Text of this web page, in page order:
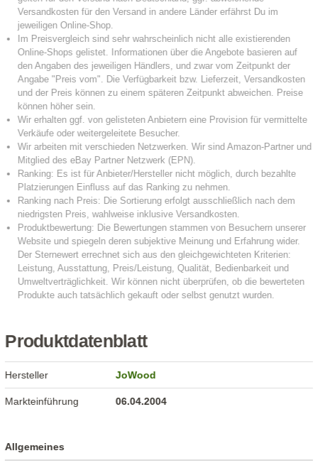
Produktdatenblatt
Hersteller JoWood
Markteinführung 06.04.2004
Allgemeines